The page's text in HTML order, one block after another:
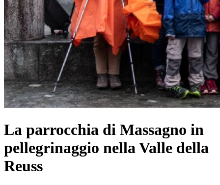
La parrocchia di Massagno in
pellegrinaggio nella Valle della
Reuss